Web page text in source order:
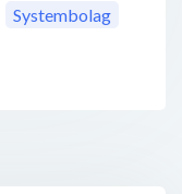
Systembolag